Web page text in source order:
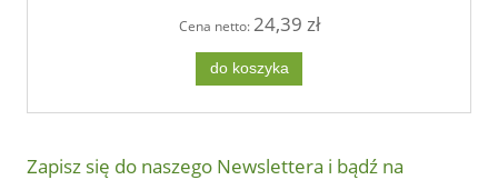
Cena netto: 24,39 zł
do koszyka
Zapisz się do naszego Newslettera i bądź na